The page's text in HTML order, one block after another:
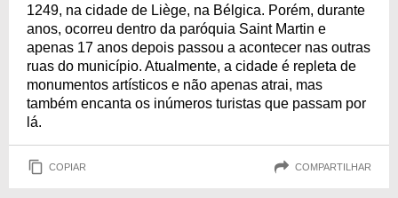
1249, na cidade de Liège, na Bélgica. Porém, durante
anos, ocorreu dentro da paróquia Saint Martin e
apenas 17 anos depois passou a acontecer nas outras
ruas do município. Atualmente, a cidade é repleta de
monumentos artísticos e não apenas atrai, mas
também encanta os inúmeros turistas que passam por
lá.
COPIAR COMPARTILHAR